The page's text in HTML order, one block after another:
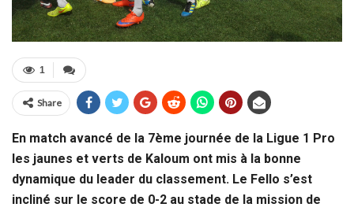
1
Share
En match avancé de la 7ème journée de la Ligue 1 Pro
les jaunes et verts de Kaloum ont mis à la bonne
dynamique du leader du classement. Le Fello s’est
incliné sur le score de 0-2 au stade de la mission de